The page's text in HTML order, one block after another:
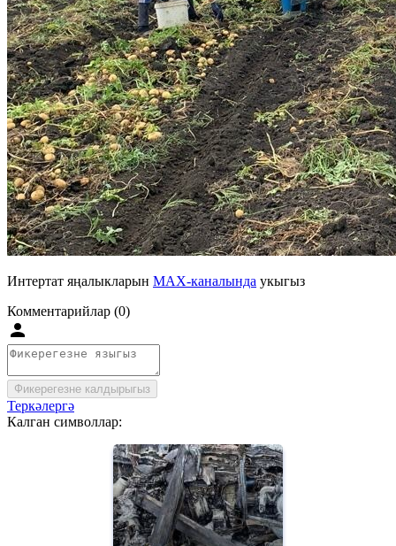
Интертат яңалыкларын MAX-каналында укыгыз
Комментарийлар (0)
Фикерегезне калдырыгыз
Теркәлергә
Калган символлар: